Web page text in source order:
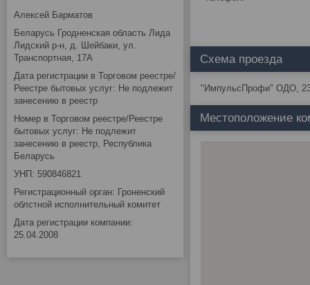
Схема проезда
"ИмпульсПрофи" ОДО,
Местоположение
Алексей Барматов
Беларусь Гродненская область Лида
Лидский р-н, д. Шейбаки, ул.
Транспортная, 17А
Дата регистрации в Торговом реестре/
Реестре бытовых услуг: Не подлежит
занесению в реестр
Номер в Торговом реестре/Реестре
бытовых услуг: Не подлежит
занесению в реестр, Республика
Беларусь
УНП: 590846821
Регистрационный орган: Гроненский
облстной исполнительный комитет
Дата регистрации компании:
25.04.2008